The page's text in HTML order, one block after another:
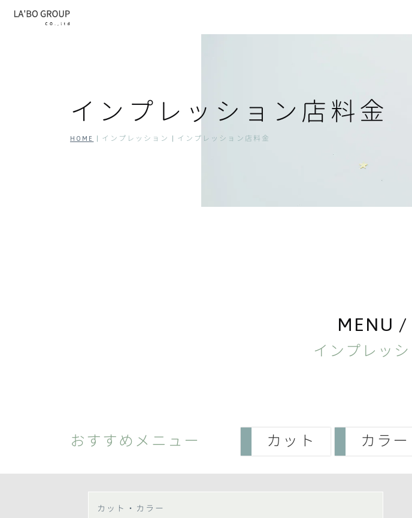
インプレッション店料金
HOME | インプレッション | インプレッション店料金
MENU /
インプレッ
おすすめメニュー カット カラー
カット・カラー